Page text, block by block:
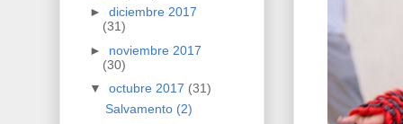
► diciembre 2017
(31)
► noviembre 2017
(30)
▼ octubre 2017 (31)
Salvamento (2)